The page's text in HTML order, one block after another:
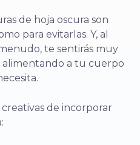
de hoja oscura son
para evitarlas. Y, al
te sentirás muy
alimentando a tu cuerpo
de incorporar